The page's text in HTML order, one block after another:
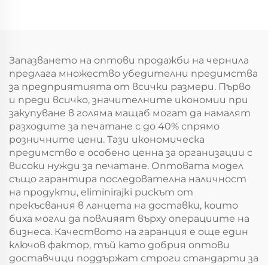
Частности за
Принтиране
Запазването на оптови продажби на чернила
предлага множество убедителни предимства
за предприятията от всички размери. Първо
и преди всичко, значителните икономии при
закупуване в голяма мащаб могат да намалят
разходите за печатане с до 40% спрямо
розничните цени. Тази икономическа
предимство е особено ценна за организации с
високи нужди за печатане. Оптовата модел
също гарантира последователна наличност
на продукти, eliminirajki рискът от
прекъсвания в ланцета на доставки, които
биха могли да повлияят върху операциите на
бизнеса. Качеството на гаранция е още един
ключов фактор, тъй като добрия оптови
доставчици поддържат строги стандарти за